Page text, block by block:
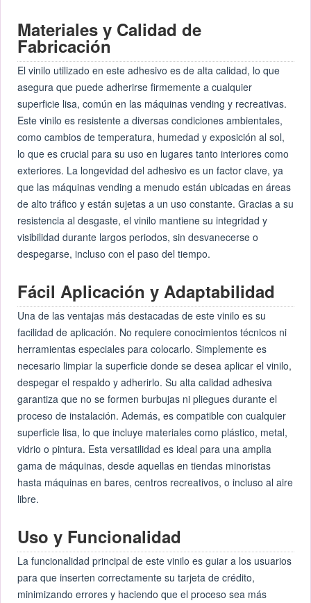
Materiales y Calidad de
Fabricación
El vinilo utilizado en este adhesivo es de alta calidad, lo que
asegura que puede adherirse firmemente a cualquier
superficie lisa, común en las máquinas vending y recreativas.
Este vinilo es resistente a diversas condiciones ambientales,
como cambios de temperatura, humedad y exposición al sol,
lo que es crucial para su uso en lugares tanto interiores como
exteriores. La longevidad del adhesivo es un factor clave, ya
que las máquinas vending a menudo están ubicadas en áreas
de alto tráfico y están sujetas a un uso constante. Gracias a su
resistencia al desgaste, el vinilo mantiene su integridad y
visibilidad durante largos periodos, sin desvanecerse o
despegarse, incluso con el paso del tiempo.
Fácil Aplicación y Adaptabilidad
Una de las ventajas más destacadas de este vinilo es su
facilidad de aplicación. No requiere conocimientos técnicos ni
herramientas especiales para colocarlo. Simplemente es
necesario limpiar la superficie donde se desea aplicar el vinilo,
despegar el respaldo y adherirlo. Su alta calidad adhesiva
garantiza que no se formen burbujas ni pliegues durante el
proceso de instalación. Además, es compatible con cualquier
superficie lisa, lo que incluye materiales como plástico, metal,
vidrio o pintura. Esta versatilidad es ideal para una amplia
gama de máquinas, desde aquellas en tiendas minoristas
hasta máquinas en bares, centros recreativos, o incluso al aire
libre.
Uso y Funcionalidad
La funcionalidad principal de este vinilo es guiar a los usuarios
para que inserten correctamente su tarjeta de crédito,
minimizando errores y haciendo que el proceso sea más